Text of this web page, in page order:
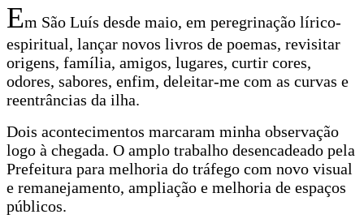
Em São Luís desde maio, em peregrinação lírico-
espiritual, lançar novos livros de poemas, revisitar
origens, família, amigos, lugares, curtir cores,
odores, sabores, enfim, deleitar-me com as curvas e
reentrâncias da ilha.
Dois acontecimentos marcaram minha observação
logo à chegada. O amplo trabalho desencadeado pela
Prefeitura para melhoria do tráfego com novo visual
e remanejamento, ampliação e melhoria de espaços
públicos.